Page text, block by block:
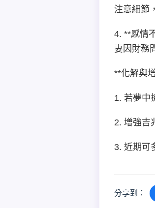
注意細節
4. **感情
妻因財務
**化解與
1. 若夢中
2. 增強吉
3. 近期可
分享到：